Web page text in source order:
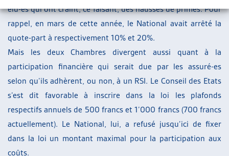
élu-es qui ont craint, ce faisant, des hausses de primes. Pour
rappel, en mars de cette année, le National avait arrêté la
quote-part à respectivement 10% et 20%.
Mais les deux Chambres divergent aussi quant à la
participation financière qui serait due par les assuré-es
selon qu’ils adhèrent, ou non, à un RSI. Le Conseil des Etats
s’est dit favorable à inscrire dans la loi les plafonds
respectifs annuels de 500 francs et 1’000 francs (700 francs
actuellement). Le National, lui, a refusé jusqu’ici de fixer
dans la loi un montant maximal pour la participation aux
coûts.